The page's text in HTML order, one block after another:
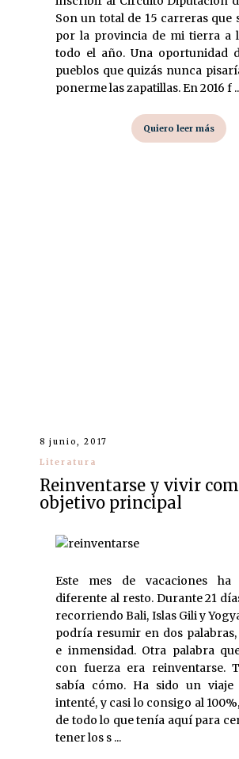
Son un total de 15 carreras que
por la provincia de mi tierra a
todo el año. Una oportunidad
pueblos que quizás nunca
ponerme las zapatillas. En 2016 f
Quiero leer más
8 junio, 2017
Literatura
Reinventarse y vivir
objetivo principal
Este mes de vacaciones
diferente al resto. Durante 21
recorriendo Bali, Islas Gili y
podría resumir en dos
e inmensidad. Otra palabra
con fuerza era reinventarse.
sabía cómo. Ha sido un
intenté, y casi lo consigo al
de todo lo que tenía aquí para
tener los s ...